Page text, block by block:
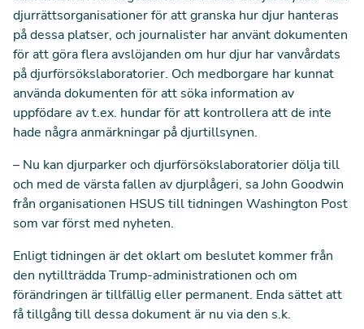
djurrättsorganisationer för att granska hur djur hanteras
på dessa platser, och journalister har använt dokumenten
för att göra flera avslöjanden om hur djur har vanvårdats
på djurförsökslaboratorier. Och medborgare har kunnat
använda dokumenten för att söka information av
uppfödare av t.ex. hundar för att kontrollera att de inte
hade några anmärkningar på djurtillsynen.
– Nu kan djurparker och djurförsökslaboratorier dölja till
och med de värsta fallen av djurplågeri, sa John Goodwin
från organisationen HSUS till tidningen Washington Post
som var först med nyheten.
Enligt tidningen är det oklart om beslutet kommer från
den nytillträdda Trump-administrationen och om
förändringen är tillfällig eller permanent. Enda sättet att
få tillgång till dessa dokument är nu via den s.k.